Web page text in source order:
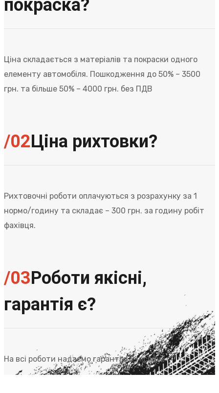
покраска?
Ціна складається з матеріалів та покраски одного
елементу автомобіля. Пошкодження до 50% – 3500
грн. та більше 50% – 4000 грн. без ПДВ
/02Ціна рихтовки?
Рихтовочні роботи оплачуються з розрахунку за 1
нормо/годину та складає – 300 грн. за годину робіт
фахівця.
/03Роботи якісні,
гарантія є?
На всі роботи надаємо гарантію 6 місяців